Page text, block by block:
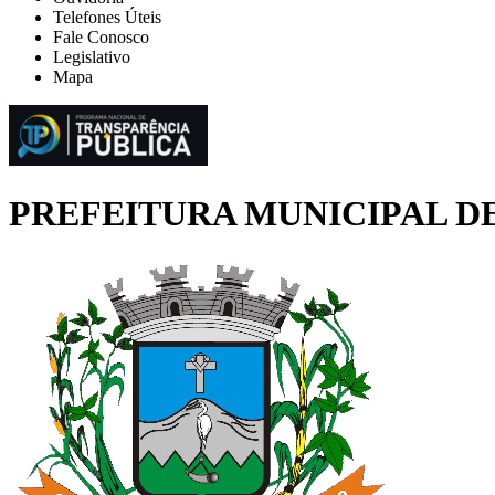
Telefones Úteis
Fale Conosco
Legislativo
Mapa
PREFEITURA MUNICIPAL